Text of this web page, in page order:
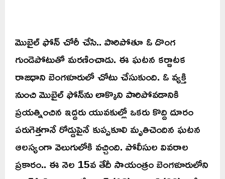
మొబైల్ ఫోన్ చోరీ చేసి.. పారిపోతూ ఓ దొంగ
గుండెపోటుతో మరణించాడు. ఈ ఘటన కర్ణాటక
రాజధాని బెంగళూరులో చోటు చేసుకుంది. ఓ వ్యక్తి
నుంచి మొబైల్‌ ఫోన్‌ను లాక్కొని పారిపోవడానికి
ప్రయత్నించిన ఇద్దరు యువకుల్లో ఒకరు కొద్ది దూరం
పరుగెత్తగానే రోడ్డుపైనే కుప్పకూలి మృతిచెందిన ఘటన
ఆలస్యంగా వెలుగులోకి వచ్చింది. పోలీసుల వివరాల
ప్రకారం.. ఈ నెల 15వ తేదీ సాయంత్రం బెంగళూరులోని